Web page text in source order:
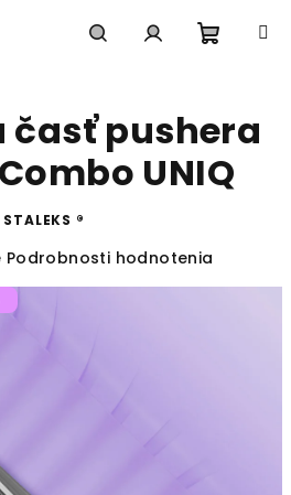
košík
časť pushera
UNIQ
STALEKS ®
Podrobnosti hodnotenia